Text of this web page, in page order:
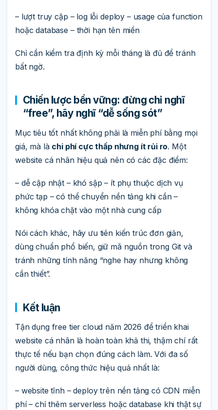
– lượt truy cập – log lỗi deploy – usage của function
hoặc database – thời hạn tên miền
Chỉ cần kiểm tra định kỳ mỗi tháng là đủ để tránh
bất ngờ.
Chiến lược bền vững: đừng chỉ nghĩ
“free”, hãy nghĩ “dễ sống sót”
Mục tiêu tốt nhất không phải là miễn phí bằng mọi
giá, mà là chi phí cực thấp nhưng ít rủi ro. Một
website cá nhân hiệu quả nên có các đặc điểm:
– dễ cập nhật – khó sập – ít phụ thuộc dịch vụ
phức tạp – có thể chuyển nền tảng khi cần –
không khóa chặt vào một nhà cung cấp
Nói cách khác, hãy ưu tiên kiến trúc đơn giản,
dùng chuẩn phổ biến, giữ mã nguồn trong Git và
tránh những tính năng “nghe hay nhưng không
cần thiết”.
Kết luận
Tận dụng free tier cloud năm 2026 để triển khai
website cá nhân là hoàn toàn khả thi, thậm chí rất
thực tế nếu bạn chọn đúng cách làm. Với đa số
người dùng, công thức hiệu quả nhất là:
– website tĩnh – deploy trên nền tảng có CDN miễn
phí – chỉ thêm serverless hoặc database khi thật sự